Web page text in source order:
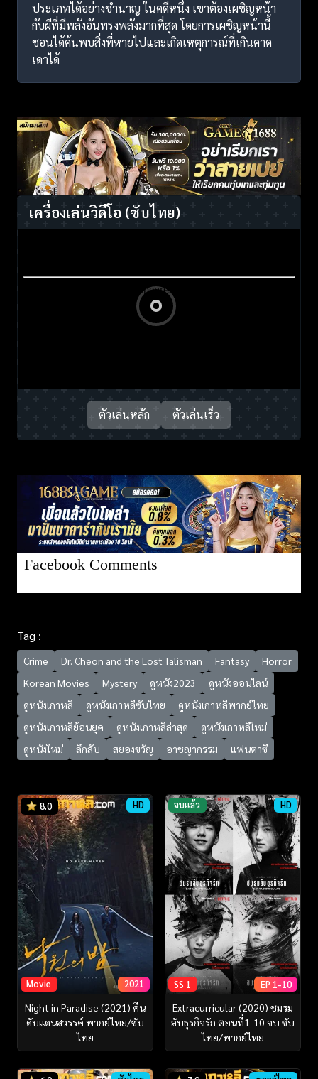
ประเภทได้อย่างชำนาญ ในคดีหนึ่ง เขาต้องเผชิญหน้า
กับผีที่มีพลังอันทรงพลังมากที่สุด โดยการเผชิญหน้านี้
ชอนได้ค้นพบสิ่งที่หายไปและเกิดเหตุการณ์ที่เกินคาด
เดาได้
เครื่องเล่นวิดีโอ (ซับไทย)
ตัวเล่นหลัก ตัวเล่นเร็ว
Facebook Comments
Tag :
Crime Dr. Cheon and the Lost Talisman Fantasy
Horror
Korean Movies
Mystery ดูหนัง2023
ดูหนังออนไลน์
ดูหนังเกาหลี
ดูหนังเกาหลีซับไทย
ดูหนังเกาหลีพากย์ไทย
ดูหนังเกาหลีย้อนยุค
ดูหนังเกาหลีล่าสุด
ดูหนังเกาหลีใหม่
ดูหนังใหม่
ลึกลับ สยองขวัญ อาชญากรรม แฟนตาซี
8.0 HD
Movie 2021
Night in Paradise (2021) คืน
ดับแดนสวรรค์ พากย์ไทย/ซับ
ไทย
จบแล้ว HD
SS 1 EP 1-10
Extracurricular (2020) ชมรม
ลับธุรกิจรัก ตอนที่1-10 จบ ซับ
ไทย/พากย์ไทย